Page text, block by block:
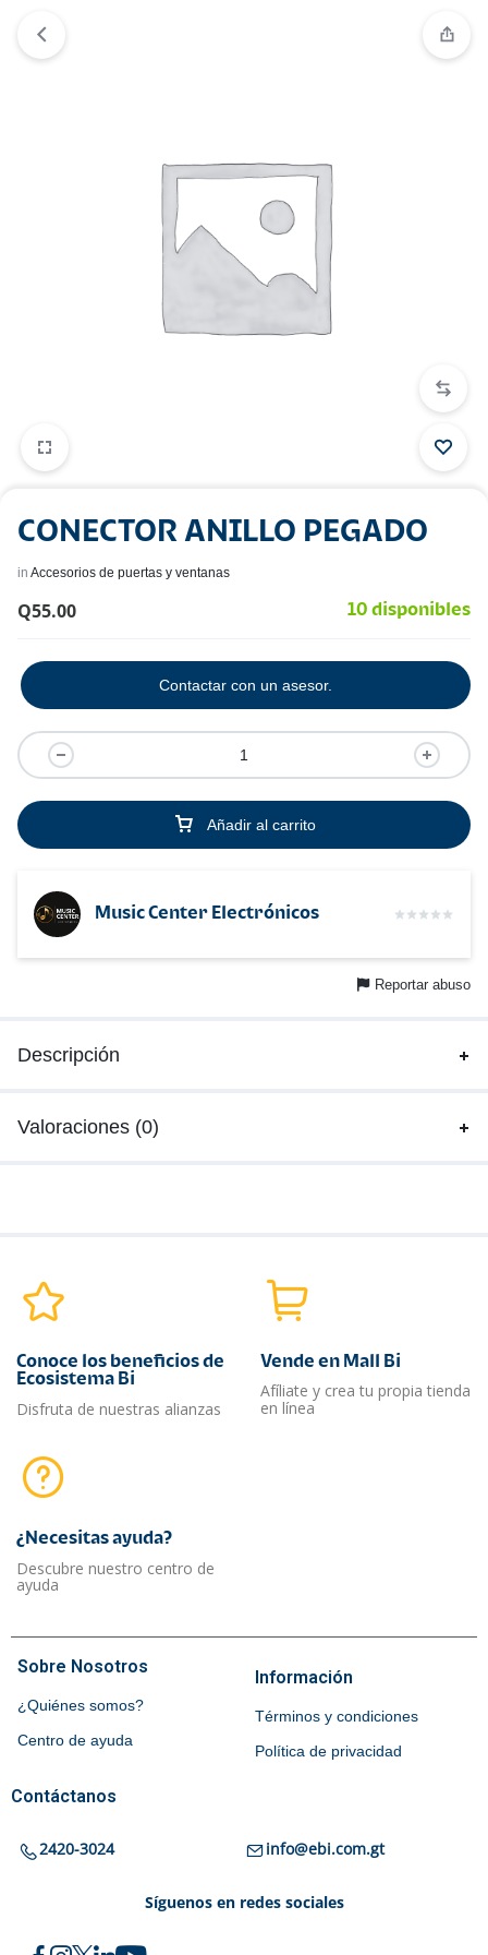
CONECTOR ANILLO PEGADO
in Accesorios de puertas y ventanas
Q55.00 10 disponibles
Añadir al carrito
Contactar con un asesor.
Music Center Electrónicos
Reportar abuso
Descripción
Valoraciones (0)
Conoce los beneficios de
Ecosistema Bi
Disfruta de nuestras alianzas
Vende en Mall Bi
Afíliate y crea tu propia tienda
en línea
¿Necesitas ayuda?​
Descubre nuestro centro de
ayuda
Sobre Nosotros
¿Quiénes somos?
Centro de ayuda
Información
Términos y condiciones
Política de privacidad
Contáctanos
2420-3024 info@ebi.com.gt
Síguenos en redes sociales